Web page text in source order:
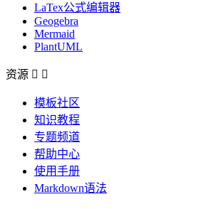
LaTex公式编辑器
Geogebra
Mermaid
PlantUML
资源  
模板社区
知识教程
专题频道
帮助中心
使用手册
Markdown语法